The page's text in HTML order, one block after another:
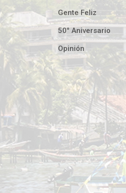
Gente Feliz
50° Aniversario
Opinión